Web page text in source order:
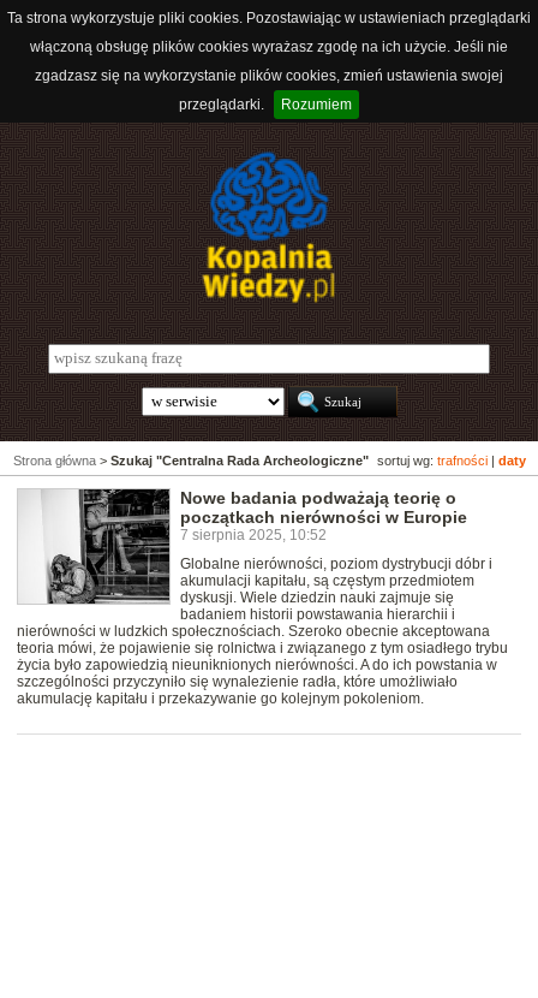
Ta strona wykorzystuje pliki cookies. Pozostawiając w ustawieniach przeglądarki
włączoną obsługę plików cookies wyrażasz zgodę na ich użycie. Jeśli nie
zgadzasz się na wykorzystanie plików cookies, zmień ustawienia swojej
przeglądarki.
Rozumiem
sortuj wg: trafności daty
Strona główna > Szukaj "Centralna Rada Archeologiczne"
Nowe badania podważają teorię o
początkach nierówności w Europie
7 sierpnia 2025, 10:52
Globalne nierówności, poziom dystrybucji dóbr i
akumulacji kapitału, są częstym przedmiotem
dyskusji. Wiele dziedzin nauki zajmuje się
badaniem historii powstawania hierarchii i
nierówności w ludzkich społecznościach. Szeroko obecnie akceptowana
teoria mówi, że pojawienie się rolnictwa i związanego z tym osiadłego trybu
życia było zapowiedzią nieuniknionych nierówności. A do ich powstania w
szczególności przyczyniło się wynalezienie radła, które umożliwiało
akumulację kapitału i przekazywanie go kolejnym pokoleniom.